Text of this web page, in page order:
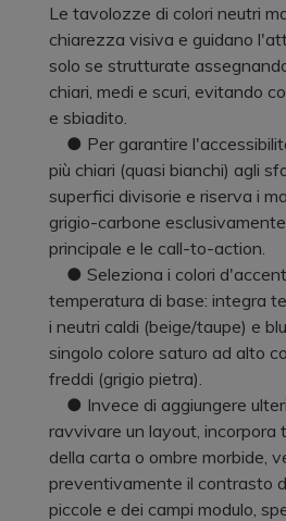
Le tavolozze di colori neutri
chiarezza visiva e guidano
solo se strutturate
chiari, medi e scuri, evitando
e sbiadito.
● Per garantire
più chiari (quasi bianchi) agli
superfici divisorie e riserva i
grigio-carbone
principale e le call-to-action.
● Seleziona i colori
temperatura di base: integra
i neutri caldi (beige/taupe) e
singolo colore saturo ad alto
freddi (grigio pietra).
● Invece di aggiungere
ravvivare un layout, incorpora
della carta o ombre morbide,
preventivamente il contrasto
piccole e dei campi modulo,